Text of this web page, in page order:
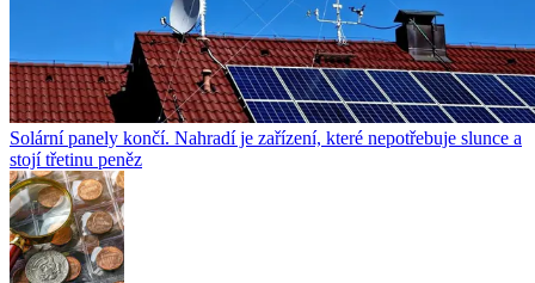
Solární panely končí. Nahradí je zařízení, které nepotřebuje slunce a
stojí třetinu peněz